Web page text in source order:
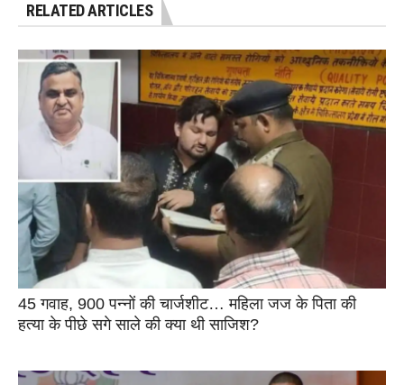
RELATED ARTICLES
45 गवाह, 900 पन्नों की चार्जशीट… महिला जज के पिता की
हत्या के पीछे सगे साले की क्या थी साजिश?